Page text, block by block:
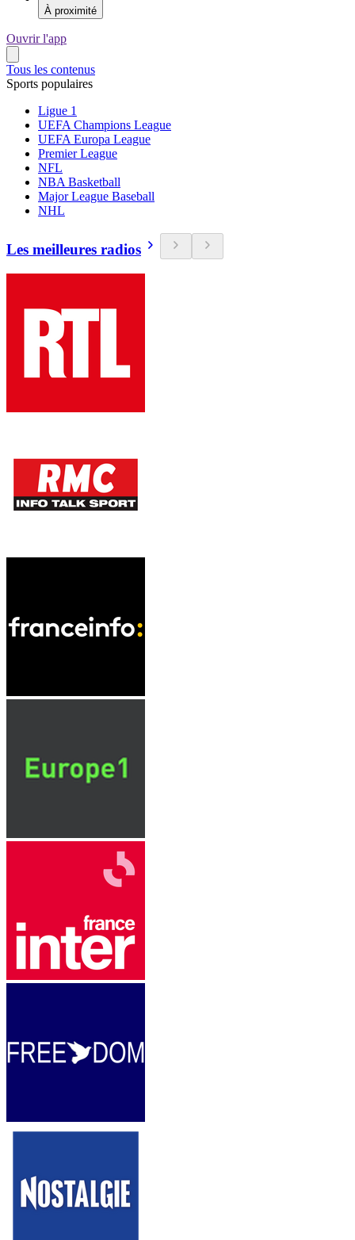
À proximité
Ouvrir l'app
Tous les contenus
Sports populaires
Ligue 1
UEFA Champions League
UEFA Europa League
Premier League
NFL
NBA Basketball
Major League Baseball
NHL
Les meilleures radios